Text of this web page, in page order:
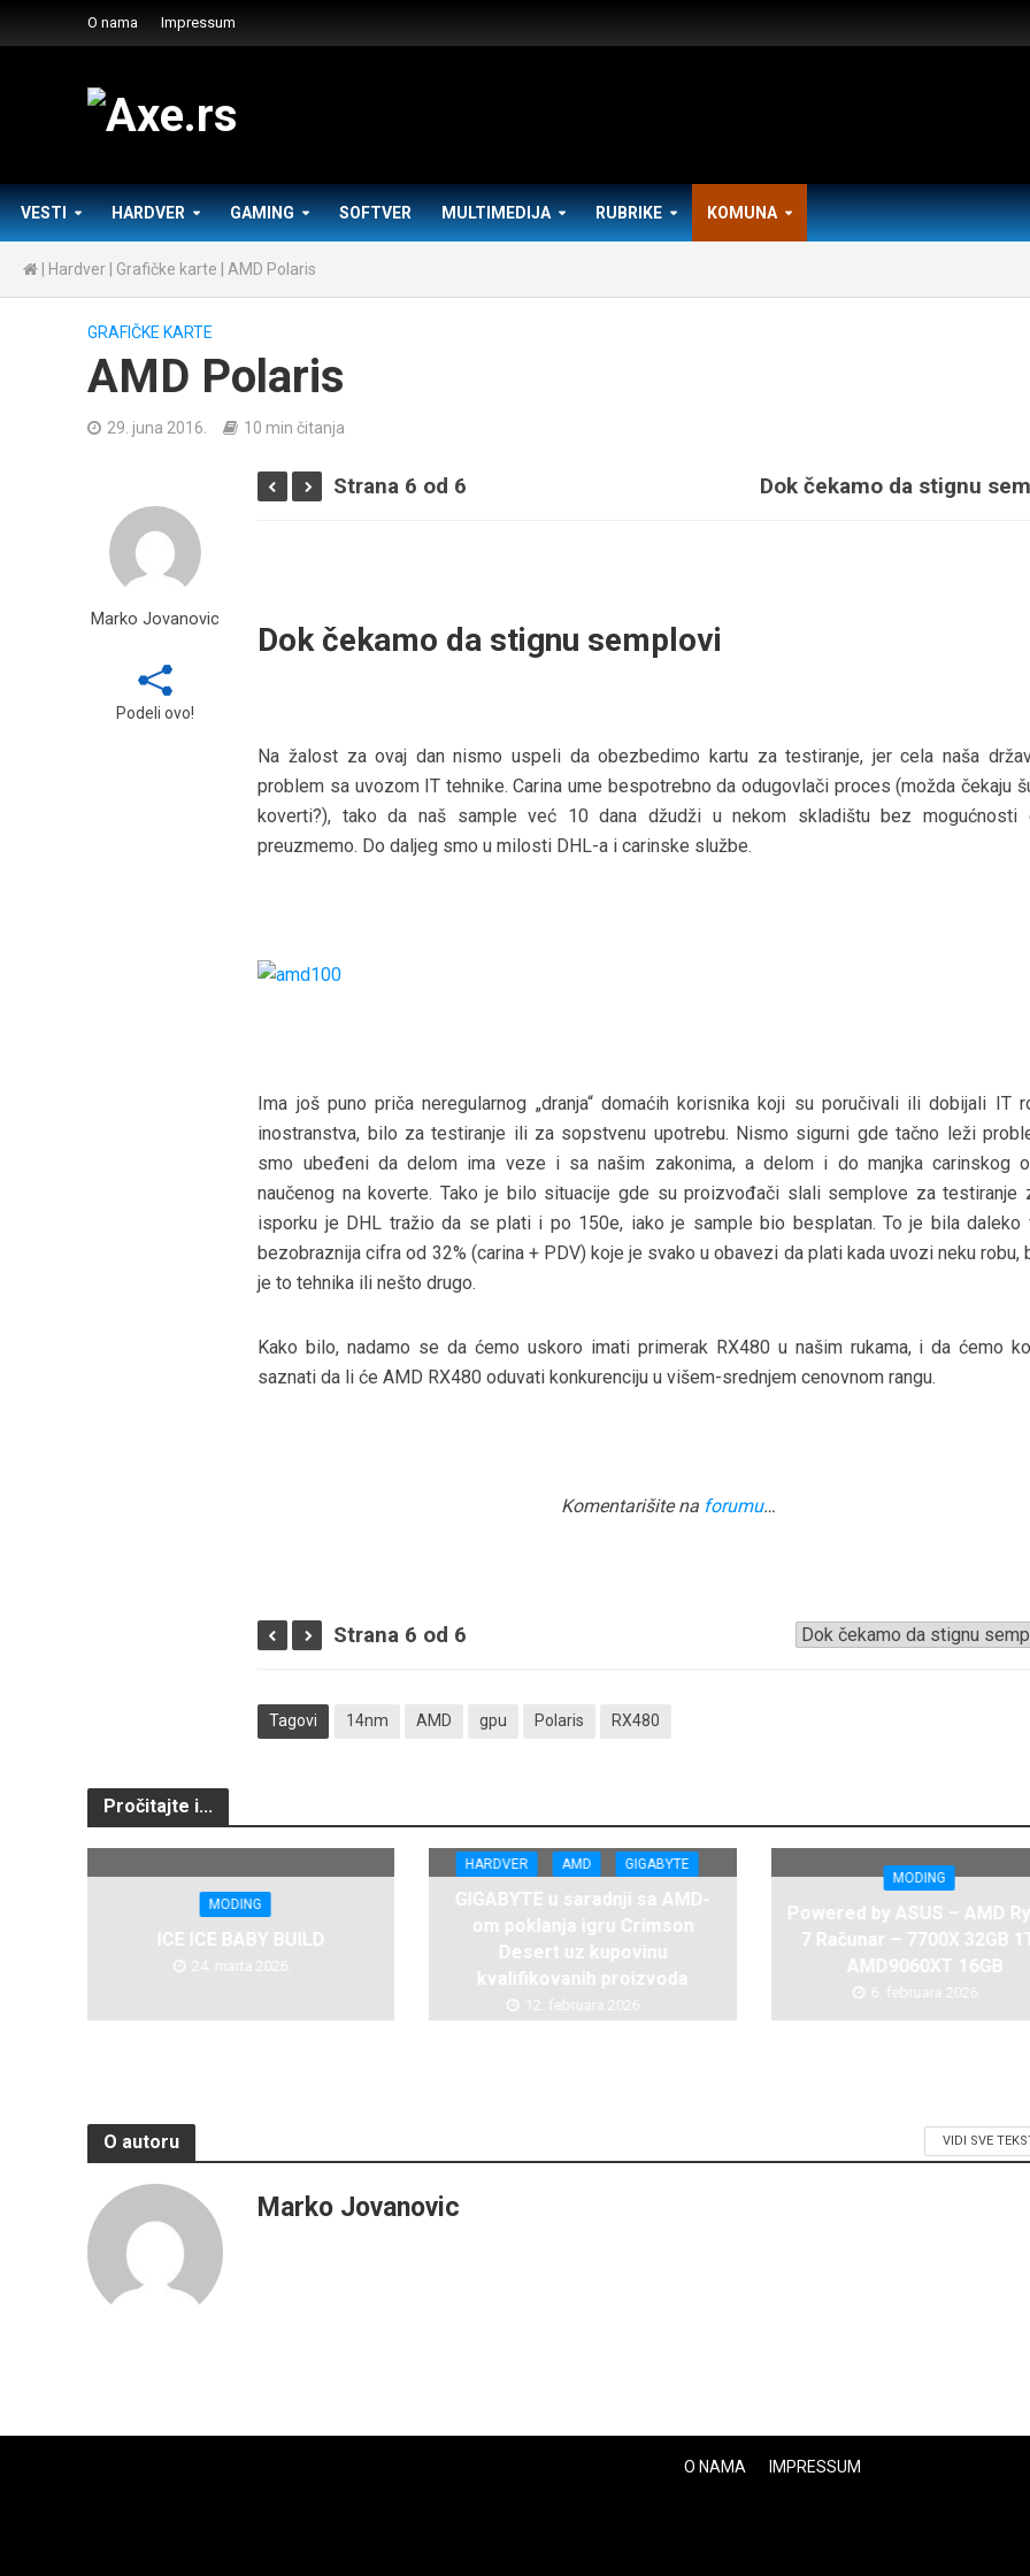
O nama Impressum
VESTI HARDVER GAMING SOFTVER MULTIMEDIJA RUBRIKE KOMUNA
Hardver Grafičke karte AMD Polaris
GRAFIČKE KARTE
AMD Polaris
29. juna 2016. 10 min čitanja
Marko Jovanovic
Podeli ovo!
Strana 6 od 6 Dok čekamo da stignu
Dok čekamo da stignu semplovi
Na žalost za ovaj dan nismo uspeli da obezbedimo kartu za testiranje, jer cela naša
problem sa uvozom IT tehnike. Carina ume bespotrebno da odugovlači proces (možda čekaju
koverti?), tako da naš sample već 10 dana džudži u nekom skladištu bez mogućnosti
preuzmemo. Do daljeg smo u milosti DHL-a i carinske službe.
Ima još puno priča neregularnog „dranja“ domaćih korisnika koji su poručivali ili dobijali IT
inostranstva, bilo za testiranje ili za sopstvenu upotrebu. Nismo sigurni gde tačno leži
smo ubeđeni da delom ima veze i sa našim zakonima, a delom i do manjka carinskog
naučenog na koverte. Tako je bilo situacije gde su proizvođači slali semplove za testiranje
isporku je DHL tražio da se plati i po 150e, iako je sample bio besplatan. To je bila daleko
bezobraznija cifra od 32% (carina + PDV) koje je svako u obavezi da plati kada uvozi neku robu,
je to tehnika ili nešto drugo.
Kako bilo, nadamo se da ćemo uskoro imati primerak RX480 u našim rukama, i da ćemo
saznati da li će AMD RX480 oduvati konkurenciju u višem-srednjem cenovnom rangu.
Komentarišite na forumu…
Strana 6 od 6
Tagovi 14nm AMD gpu Polaris RX480
Pročitajte i...
MODING
ICE ICE BABY BUILD
24. marta 2026.
HARDVER AMD GIGABYTE
GIGABYTE u saradnji sa AMD-
om poklanja igru Crimson
Desert uz kupovinu
kvalifikovanih proizvoda
12. februara 2026.
MODING
Powered by ASUS – AMD
7 Računar – 7700X 32GB
AMD9060XT 16GB
6. februara 2026.
O autoru VIDI SVE
Marko Jovanovic
O NAMA IMPRESSUM